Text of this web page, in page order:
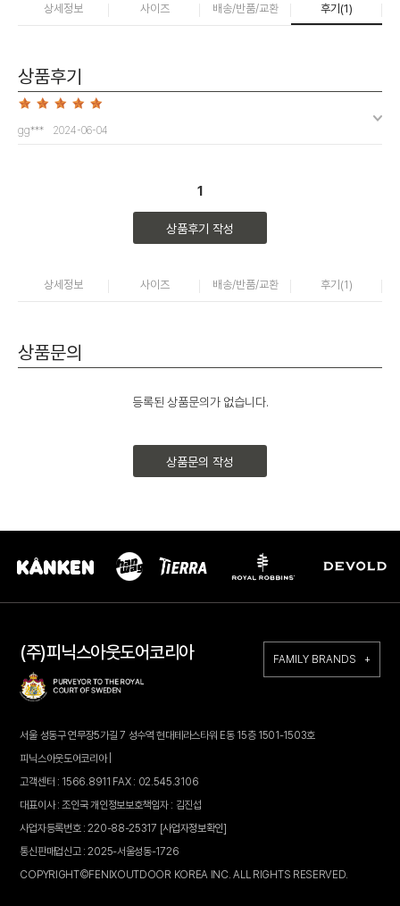
상세정보 사이즈 배송/반품/교환 후기(1)
상품후기
gg*** 2024-06-04
1
상품후기 작성
상세정보 사이즈 배송/반품/교환 후기(1)
상품문의
등록된 상품문의가 없습니다.
상품문의 작성
(주)피닉스아웃도어코리아 FAMILY BRANDS +
서울 성동구 연무장5가길 7 성수역 현대테라스타워 E동 15층 1501-1503호
피닉스아웃도어코리아 |
고객센터 : 1566.8911 FAX : 02.545.3106
대표이사 : 조인국 개인정보보호책임자 : 김진섭
사업자등록번호 : 220-88-25317 [사업자정보확인]
통신판매업신고 : 2025-서울성동-1726
COPYRIGHT©FENIXOUTDOOR KOREA INC. ALL RIGHTS RESERVED.